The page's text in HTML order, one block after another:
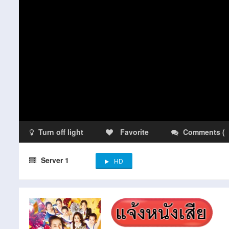
Turn off light Favorite Comments (
Server 1 HD